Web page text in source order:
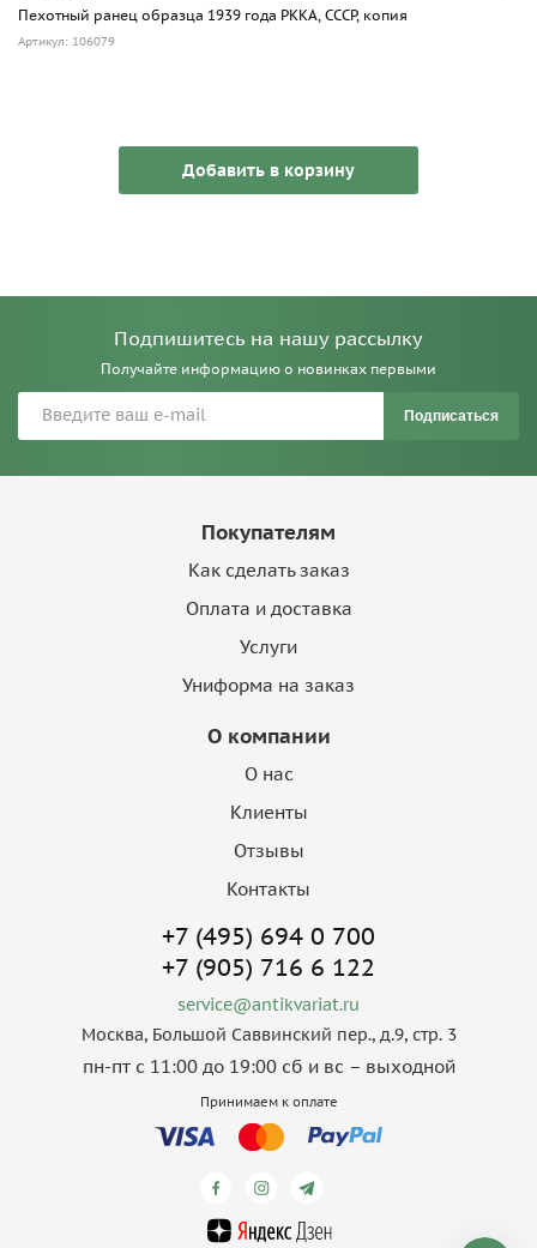
Пехотный ранец образца 1939 года РККА, СССР, копия
Артикул: 106079
Добавить в корзину
Подпишитесь на нашу рассылку
Получайте информацию о новинках первыми
Подписаться
Покупателям
Как сделать заказ
Оплата и доставка
Услуги
Униформа на заказ
О компании
О нас
Клиенты
Отзывы
Контакты
+7 (495) 694 0 700
+7 (905) 716 6 122
service@antikvariat.ru
Москва, Большой Саввинский пер., д.9, стр. 3
пн-пт с 11:00 до 19:00 сб и вс – выходной
Принимаем к оплате